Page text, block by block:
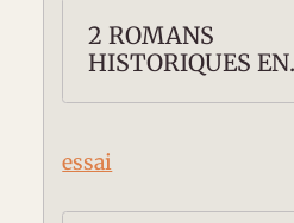
2 ROMANS
HISTORIQUES EN
essai